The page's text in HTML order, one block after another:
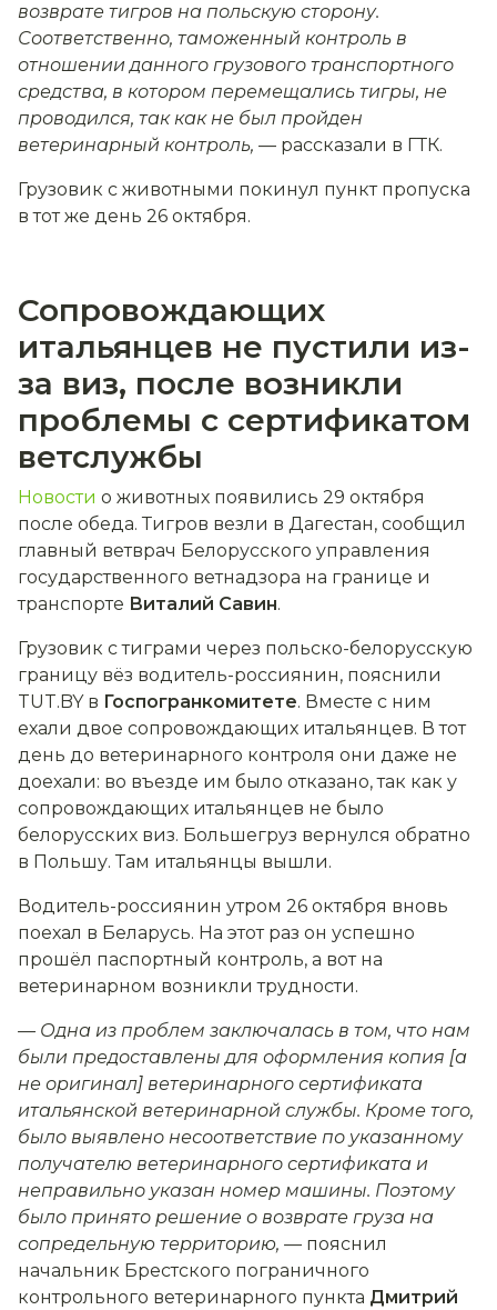
возврате тигров на польскую сторону.
Соответственно, таможенный контроль в
отношении данного грузового транспортного
средства, в котором перемещались тигры, не
проводился, так как не был пройден
ветеринарный контроль, — рассказали в ГТК.
Грузовик с животными покинул пункт пропуска
в тот же день 26 октября.
Сопровождающих
итальянцев не пустили из-
за виз, после возникли
проблемы с сертификатом
ветслужбы
Новости о животных появились 29 октября
после обеда. Тигров везли в Дагестан, сообщил
главный ветврач Белорусского управления
государственного ветнадзора на границе и
транспорте Виталий Савин.
Грузовик с тиграми через польско-белорусскую
границу вёз водитель-россиянин, пояснили
TUT.BY в Госпогранкомитете. Вместе с ним
ехали двое сопровождающих итальянцев. В тот
день до ветеринарного контроля они даже не
доехали: во въезде им было отказано, так как у
сопровождающих итальянцев не было
белорусских виз. Большегруз вернулся обратно
в Польшу. Там итальянцы вышли.
Водитель-россиянин утром 26 октября вновь
поехал в Беларусь. На этот раз он успешно
прошёл паспортный контроль, а вот на
ветеринарном возникли трудности.
— Одна из проблем заключалась в том, что нам
были предоставлены для оформления копия [а
не оригинал] ветеринарного сертификата
итальянской ветеринарной службы. Кроме того,
было выявлено несоответствие по указанному
получателю ветеринарного сертификата и
неправильно указан номер машины. Поэтому
было принято решение о возврате груза на
сопредельную территорию, — пояснил
начальник Брестского пограничного
контрольного ветеринарного пункта Дмитрий